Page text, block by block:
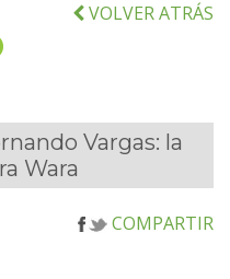
VOLVER ATRÁS
Vargas: la
Wara
COMPARTIR